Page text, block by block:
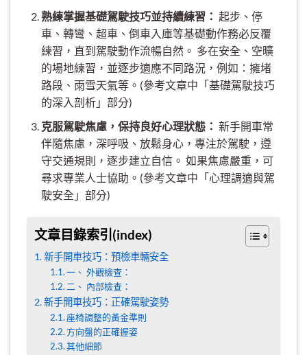
熟練掌握基礎駕駛技巧並持續練習： 起步、停
車、轉彎、超車、倒車入庫等基礎動作務必反覆
練習，直到駕駛動作流暢自然。 多在安全、空曠
的場地練習，並逐步適應不同路況，例如：擁堵
路段、雨雪天氣等。(參考文章中「基礎駕駛技巧
的深入剖析」部分)
克服駕駛焦慮，保持良好心理狀態： 新手開車常
伴隨焦慮，深呼吸、放鬆身心，專注於駕駛，遵
守交通規則，逐步建立自信。 如果焦慮嚴重，可
尋求專業人士協助。(參考文章中「心理調適與駕
駛安全」部分)
文章目錄索引(index)
新手開車技巧：預檢車輛安全
一、 外觀檢查：
二、 內部檢查：
新手開車技巧：正確駕駛姿勢
座椅調整的黃金準則
方向盤的正確握姿
其他細節